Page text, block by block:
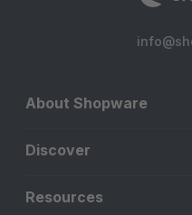
einen Fehler, der mit
About Shopware
Discover
Resources